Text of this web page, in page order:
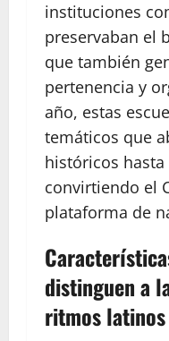
instituciones
preservaban el
que también
pertenencia y
año, estas
temáticos que
históricos
convirtiendo el
plataforma de
distinguen a
ritmos latinos